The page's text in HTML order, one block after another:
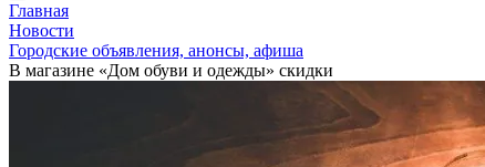
Главная
Новости
Городские объявления, анонсы, афиша
В магазине «Дом обуви и одежды» скидки